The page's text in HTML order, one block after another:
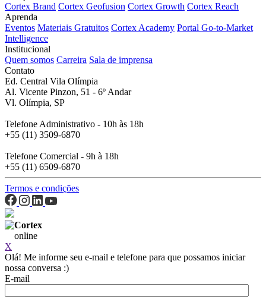
Go-to-Market Intelligence Inteligência Aumentada Clientes Suporte
Soluções
Cortex Brand Cortex Geofusion Cortex Growth Cortex Reach
Aprenda
Eventos Materiais Gratuitos
Intelligence
Institucional
Quem somos Carreira Sala de imprensa
Contato
Ed. Central Vila Olímpia
Vl. Olímpia, SP
+55 (11) 3509-6870
Telefone Comercial - 9h à 18h
+55 (11) 6509-6870
Termos e condições
online
X
Olá! Me informe seu e-mail e telefone para que possamos iniciar
E-mail